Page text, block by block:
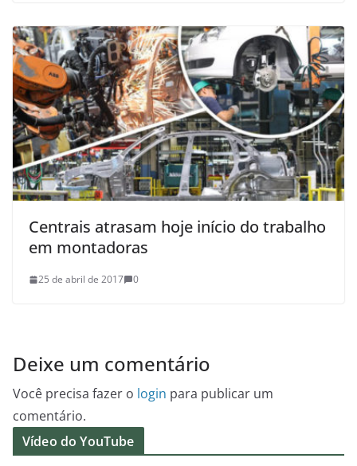
Centrais atrasam hoje início do trabalho
em montadoras
25 de abril de 2017 0
Deixe um comentário
Você precisa fazer o login para publicar um
comentário.
Vídeo do YouTube